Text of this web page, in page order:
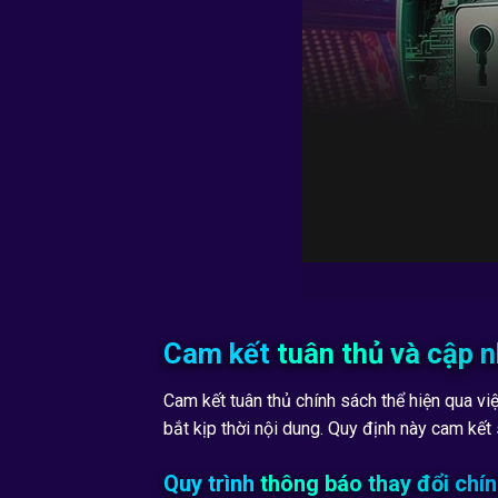
Cam kết tuân thủ và cập
Cam kết tuân thủ chính sách thể hiện qua
bắt kịp thời nội dung. Quy định này cam
Quy trình thông báo thay đổi